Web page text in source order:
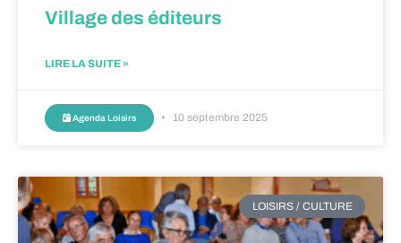
Village des éditeurs
LIRE LA SUITE »
Agenda Loisirs 10 septembre 2025
LOISIRS / CULTURE